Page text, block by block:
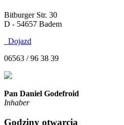
Bitburger Str. 30
D - 54657 Badem
Dojazd
06563 / 96 38 39
Pan Daniel Godefroid
Inhaber
Godziny otwarcia